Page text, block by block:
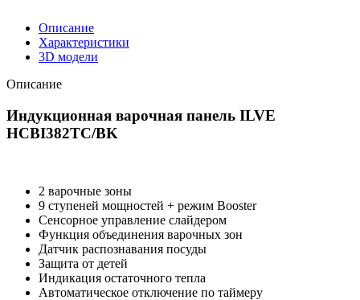
Описание
Характеристики
3D модели
Описание
Индукционная варочная панель ILVE
HCBI382TC/BK
2 варочные зоны
9 ступеней мощностей + режим Booster
Сенсорное управление слайдером
Функция объединения варочных зон
Датчик распознавания посуды
Защита от детей
Индикация остаточного тепла
Автоматическое отключение по таймеру